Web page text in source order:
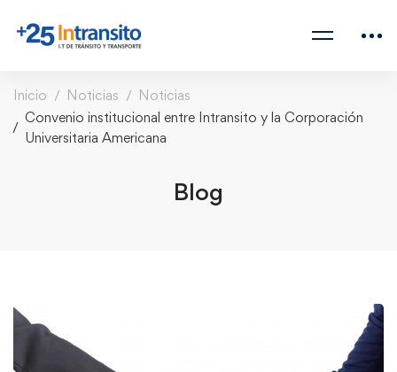
Inicio Noticias
Noticias
Convenio institucional entre Intransito y la Corporación
Universitaria Americana
Blog